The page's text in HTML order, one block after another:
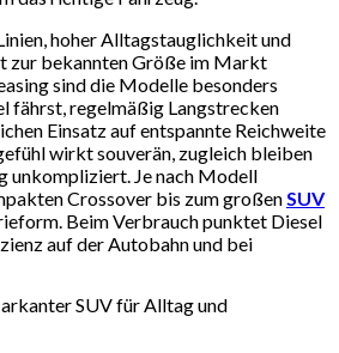
hoher Alltagstauglichkeit und
zur bekannten Größe im Markt
sind die Modelle besonders
fährst, regelmäßig Langstrecken
Einsatz auf entspannte Reichweite
wirkt souverän, zugleich bleiben
unkompliziert. Je nach Modell
Crossover bis zum großenSUV
Beim Verbrauch punktet Diesel
auf der Autobahn und bei
SUV für Alltag und